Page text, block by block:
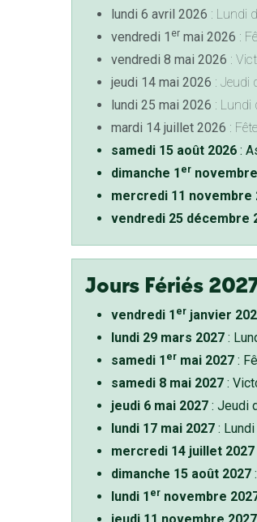
lundi 6 avril 2026 : Lundi
vendredi 1 ermai 2026 :
vendredi 8 mai 2026 :
jeudi 14 mai 2026 : Jeudi
lundi 25 mai 2026 : Lundi
mardi 14 juillet 2026 :
samedi 15 août 2026:
dimanche 1 er
mercredi 11 novembre
vendredi 25 décembre
Jours Fériés
vendredi 1 erjanvier
lundi 29 mars 2027:
samedi 1 ermai 2027:
samedi 8 mai 2027:
jeudi 6 mai 2027: Jeudi
lundi 17 mai 2027: Lundi
mercredi 14 juillet 2027
dimanche 15 août 2027
lundi 1 ernovembre
jeudi 11 novembre 2027